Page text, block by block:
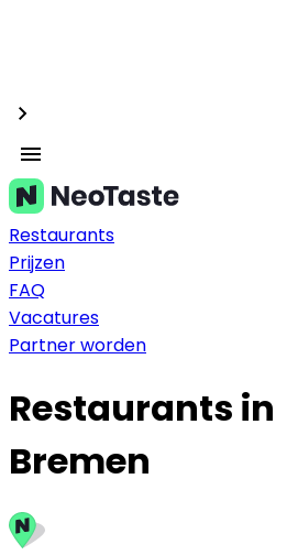
Restaurants
Prijzen
FAQ
Vacatures
Partner worden
Restaurants in
Bremen